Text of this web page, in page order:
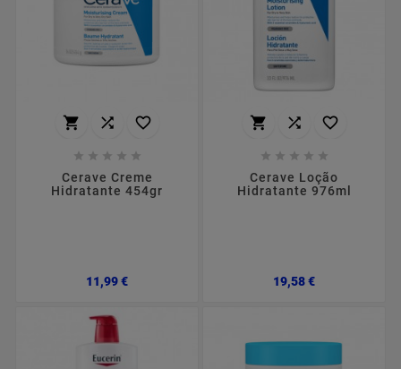
  
    
Cerave Creme
Hidratante 454gr
11,99 €Preço
  
    
Cerave Loção
Hidratante 976ml
19,58 €Preço